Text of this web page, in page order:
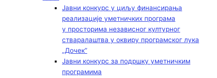
Јавни конкурс у циљу финансирања
реализације уметничких програма
у просторима независног културног
стваралаштва у оквиру програмског лука
„Дочек”
Јавни конкурс за подршку уметничким
програмима